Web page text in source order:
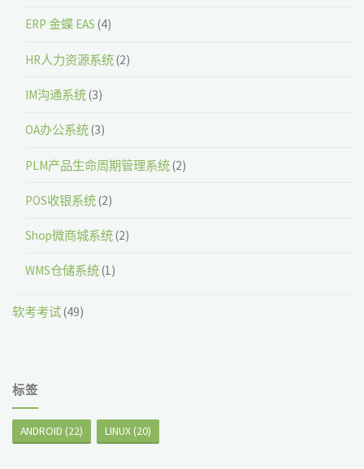
ERP 金蝶 EAS (4)
HR人力资源系统(2)
IM沟通系统(3)
OA办公系统(3)
PLM产品生命周期管理系统(2)
POS收银系统(2)
Shop微商城系统(2)
WMS仓储系统(1)
软考考试(49)
标签
ANDROID (22) LINUX (20)